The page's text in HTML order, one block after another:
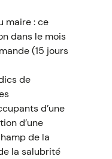
maire : ce
dans le mois
(15 jours
de
d’une
d’une
de la
la salubrité